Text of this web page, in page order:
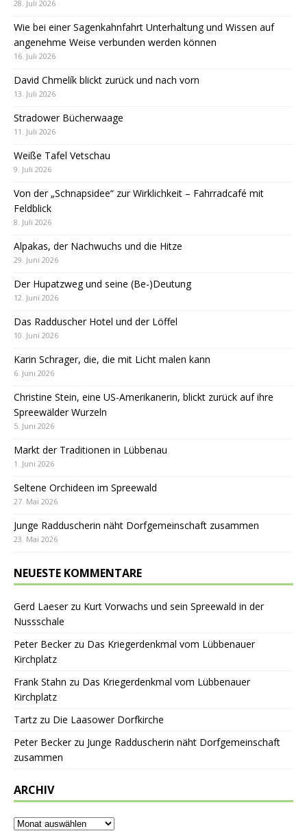
28. Juli 2026
Wie bei einer Sagenkahnfahrt Unterhaltung und Wissen auf
angenehme Weise verbunden werden können
16. Juli 2026
David Chmelík blickt zurück und nach vorn
13. Juli 2026
Stradower Bücherwaage
11. Juli 2026
Weiße Tafel Vetschau
9. Juli 2026
Von der „Schnapsidee“ zur Wirklichkeit – Fahrradcafé mit
Feldblick
8. Juli 2026
Alpakas, der Nachwuchs und die Hitze
29. Juni 2026
Der Hupatzweg und seine (Be-)Deutung
12. Juni 2026
Das Radduscher Hotel und der Löffel
10. Juni 2026
Karin Schrager, die, die mit Licht malen kann
6. Juni 2026
Christine Stein, eine US-Amerikanerin, blickt zurück auf ihre
Spreewälder Wurzeln
5. Juni 2026
Markt der Traditionen in Lübbenau
1. Juni 2026
Seltene Orchideen im Spreewald
27. Mai 2026
Junge Radduscherin näht Dorfgemeinschaft zusammen
23. Mai 2026
NEUESTE KOMMENTARE
Gerd Laeserzu Kurt Vorwachs und sein Spreewald in der
Nussschale
Peter Beckerzu Das Kriegerdenkmal vom Lübbenauer
Kirchplatz
Frank Stahn zu Das Kriegerdenkmal vom Lübbenauer
Kirchplatz
Tartz zu Die Laasower Dorfkirche
Peter Beckerzu Junge Radduscherin näht Dorfgemeinschaft
zusammen
ARCHIV